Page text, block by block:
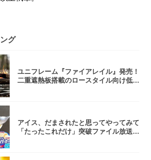
グ
ユニフレーム『ファイアレイル』発売！
二重遮熱板搭載のロースタイル向け低型
アイス、だまされたと思ってやってみて
「たったこれだけ」突破ファイル放送で